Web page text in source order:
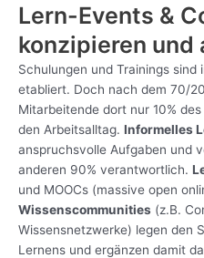
Lern-Events &
konzipieren und
Schulungen und Trainings sind
etabliert. Doch nach dem 70/
Mitarbeitende dort nur 10%
den Arbeitsalltag. Informelles
anspruchsvolle Aufgaben und
anderen 90% verantwortlich.
und MOOCs (massive open
Wissenscommunities (z.B.
Wissensnetzwerke) legen den
Lernens und ergänzen damit